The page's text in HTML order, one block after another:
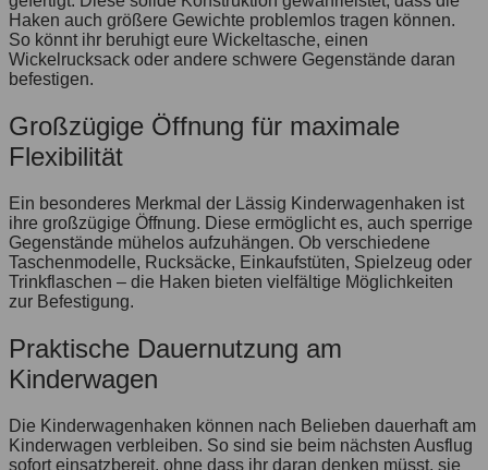
Haken auch größere Gewichte problemlos tragen können.
So könnt ihr beruhigt eure Wickeltasche, einen
Wickelrucksack oder andere schwere Gegenstände daran
befestigen.
Großzügige Öffnung für maximale
Flexibilität
Ein besonderes Merkmal der Lässig Kinderwagenhaken ist
ihre großzügige Öffnung. Diese ermöglicht es, auch sperrige
Gegenstände mühelos aufzuhängen. Ob verschiedene
Taschenmodelle, Rucksäcke, Einkaufstüten, Spielzeug oder
Trinkflaschen – die Haken bieten vielfältige Möglichkeiten
zur Befestigung.
Praktische Dauernutzung am
Kinderwagen
Die Kinderwagenhaken können nach Belieben dauerhaft am
Kinderwagen verbleiben. So sind sie beim nächsten Ausflug
sofort einsatzbereit, ohne dass ihr daran denken müsst, sie